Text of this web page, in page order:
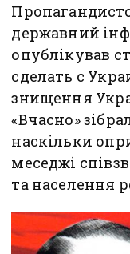
державний
опублікував
сделать с
знищення
«Вчасно»
наскільки
меседжі
та населення